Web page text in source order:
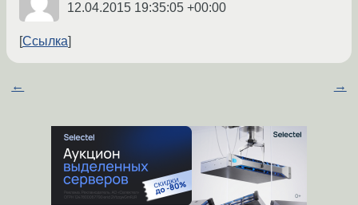
12.04.2015 19:35:05 +00:00
Ссылка
← →